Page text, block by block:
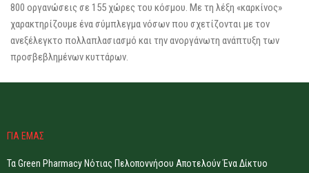
800 οργανώσεις σε 155 χώρες του κόσμου. Με τη λέξη «καρκίνος»
χαρακτηρίζουμε ένα σύμπλεγμα νόσων που σχετίζονται με τον
ανεξέλεγκτο πολλαπλασιασμό και την ανοργάνωτη ανάπτυξη των
προσβεβλημένων κυττάρων.
ΓΙΑ ΕΜΑΣ
Τα Green Pharmacy Νότιας Πελοποννήσου Αποτελούν Ένα Δίκτυο